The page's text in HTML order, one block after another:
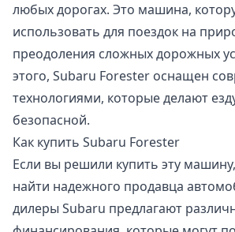
любых дорогах. Это машина,
использовать для поездок на
преодоления сложных дорожных
этого, Subaru Forester оснащен
технологиями, которые делают
безопасной.
Как купить Subaru Forester
Если вы решили купить эту
найти надежного продавца
дилеры Subaru предлагают